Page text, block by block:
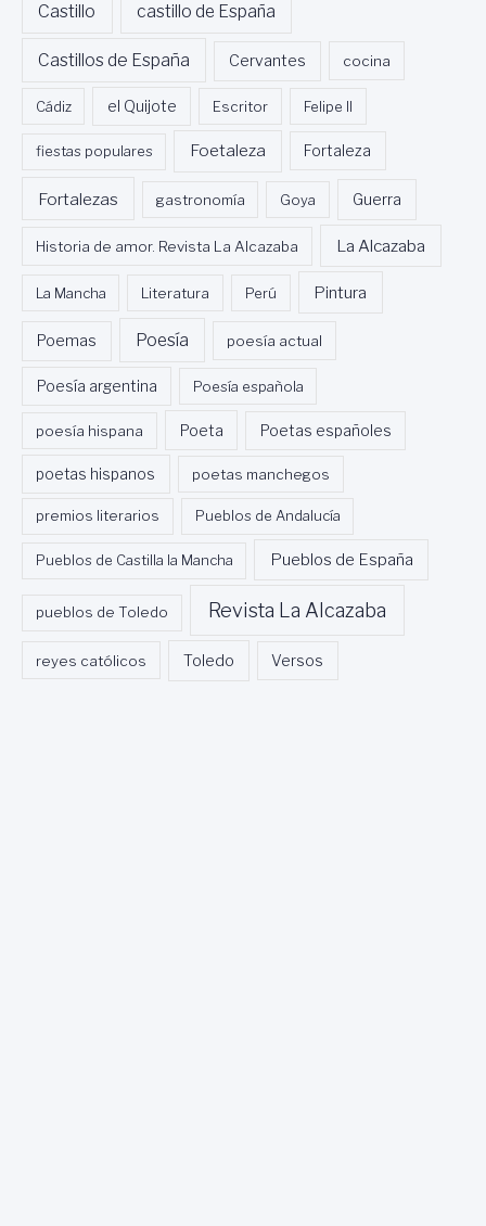
Castillo castillo de España
Castillos de España Cervantes cocina
Cádiz el Quijote Escritor Felipe II
fiestas populares Foetaleza Fortaleza
Fortalezas gastronomía Goya Guerra
Historia de amor. Revista La Alcazaba La Alcazaba
La Mancha Literatura Perú Pintura
Poemas Poesía poesía actual
Poesía argentina Poesía española
poesía hispana Poeta Poetas españoles
poetas hispanos poetas manchegos
premios literarios Pueblos de Andalucía
Pueblos de Castilla la Mancha Pueblos de España
pueblos de Toledo Revista La Alcazaba
reyes católicos Toledo Versos